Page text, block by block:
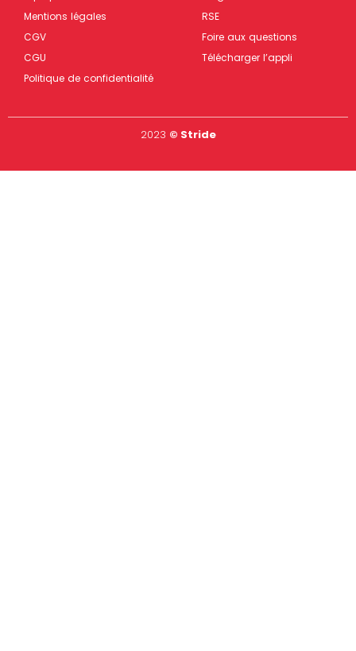
Mentions légales
CGV
CGU
Politique de confidentialité
RSE
Foire aux questions
Télécharger l’appli
2023 © Stride